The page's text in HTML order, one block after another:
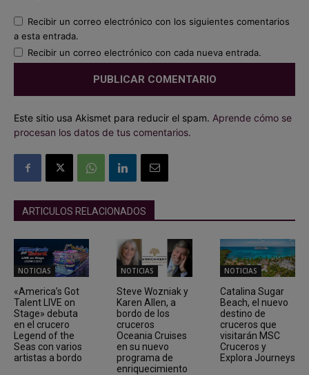
Recibir un correo electrónico con los siguientes comentarios
a esta entrada.
Recibir un correo electrónico con cada nueva entrada.
Este sitio usa Akismet para reducir el spam. Aprende cómo se
procesan los datos de tus comentarios.
ARTICULOS RELACIONADOS
NOTICIAS
«America’s Got
Talent LIVE on
Stage» debuta
en el crucero
Legend of the
Seas con varios
artistas a bordo
NOTICIAS
Steve Wozniak y
Karen Allen, a
bordo de los
cruceros
Oceania Cruises
en su nuevo
programa de
enriquecimiento
NOTICIAS
Catalina Sugar
Beach, el nuevo
destino de
cruceros que
visitarán MSC
Cruceros y
Explora Journeys